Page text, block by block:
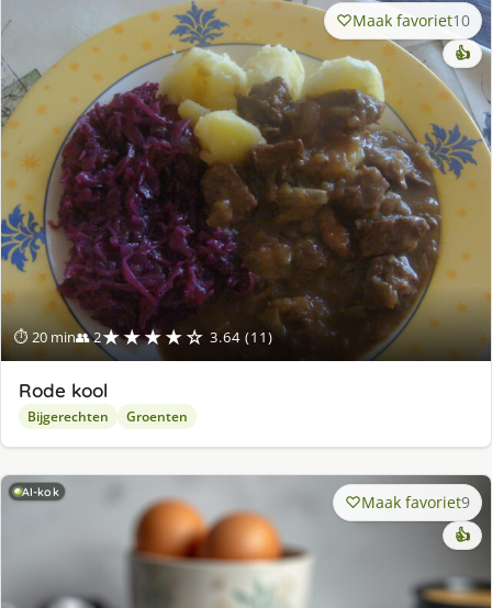
⏱ 20 min👥 2★★★★☆ 3.64 (11)
Maak favoriet10
👍
Rode kool
Bijgerechten Groenten
AI-kok Maak favoriet9
👍